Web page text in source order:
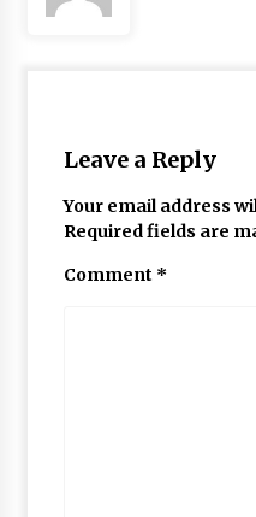
Leave a Reply
Your email address
Required fields are
Comment *